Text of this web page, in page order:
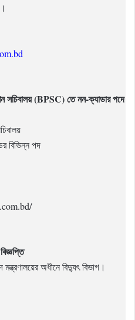
সচিবালয় (BPSC) তে নন-ক্যাডার পদে
বিভিন্ন পদ
অধীনে বিদ্যুৎ বিভাগ।